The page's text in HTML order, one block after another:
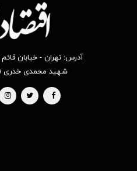
آدرس: تهران - خیابان
شهید محمدی خدری